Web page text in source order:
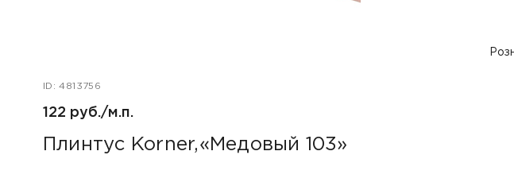
ID: 4813756
122 руб./м.п.
Плинтус Korner,«Медовый 103»